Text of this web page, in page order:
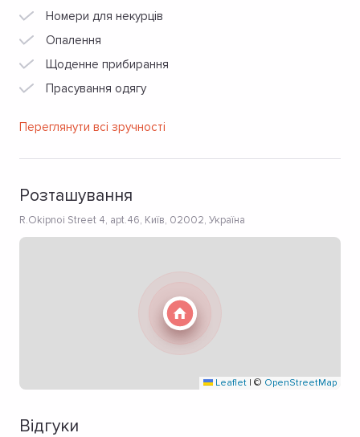
Номери для некурців
Опалення
Щоденне прибирання
Прасування одягу
Переглянути всі зручності
Розташування
R.Okipnoi Street 4, apt.46, Київ, 02002, Україна
Leaflet | © OpenStreetMap
Відгуки